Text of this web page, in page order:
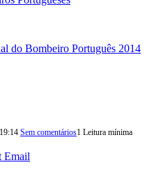
do Bombeiro Português 2014
Sem comentários1 Leitura mínima
Email